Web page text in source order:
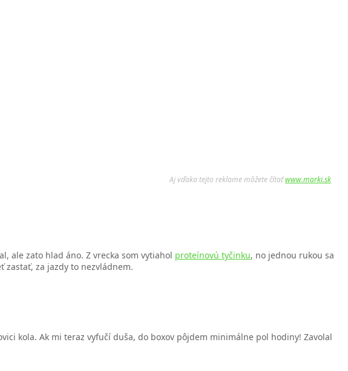
Aj vďaka tejto reklame môžete čítaťwww.marki.sk
ale zato hlad áno. Z vrecka som vytiahol proteínovú tyčinku, no jednou rukou sa
zastať, za jazdy to nezvládnem.
kola. Ak mi teraz vyfučí duša, do boxov pôjdem minimálne pol hodiny! Zavolal